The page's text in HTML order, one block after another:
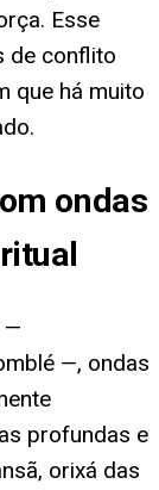
Esse
de conflito
que há muito
ondas
—
—, ondas
profundas e
orixá das